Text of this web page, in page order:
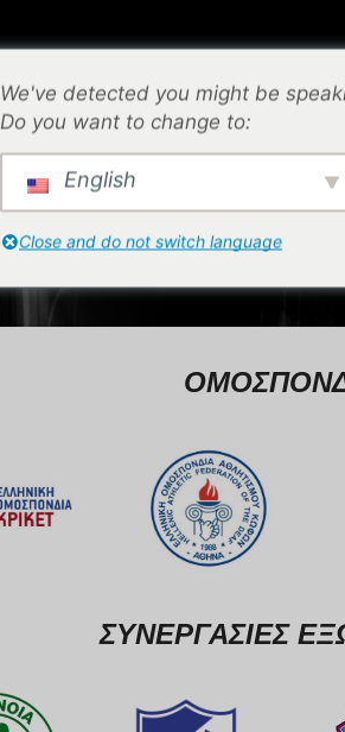
ΟΙ
ΣΥΝΕΡΓΑΣΙΕΣ
We've detected you might be
Do you want to change to:
English
Close and do not switch language